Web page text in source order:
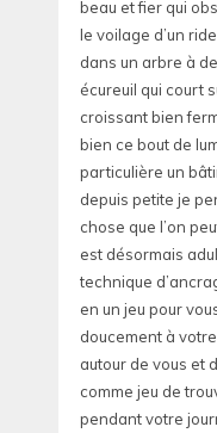
beau et fier qui
le voilage d’un
dans un arbre à
écureuil qui court
croissant bien
bien ce bout de
particulière un
depuis petite je
chose que l’on
est désormais
technique
en un jeu pour
doucement à
autour de vous et
comme jeu de
pendant votre